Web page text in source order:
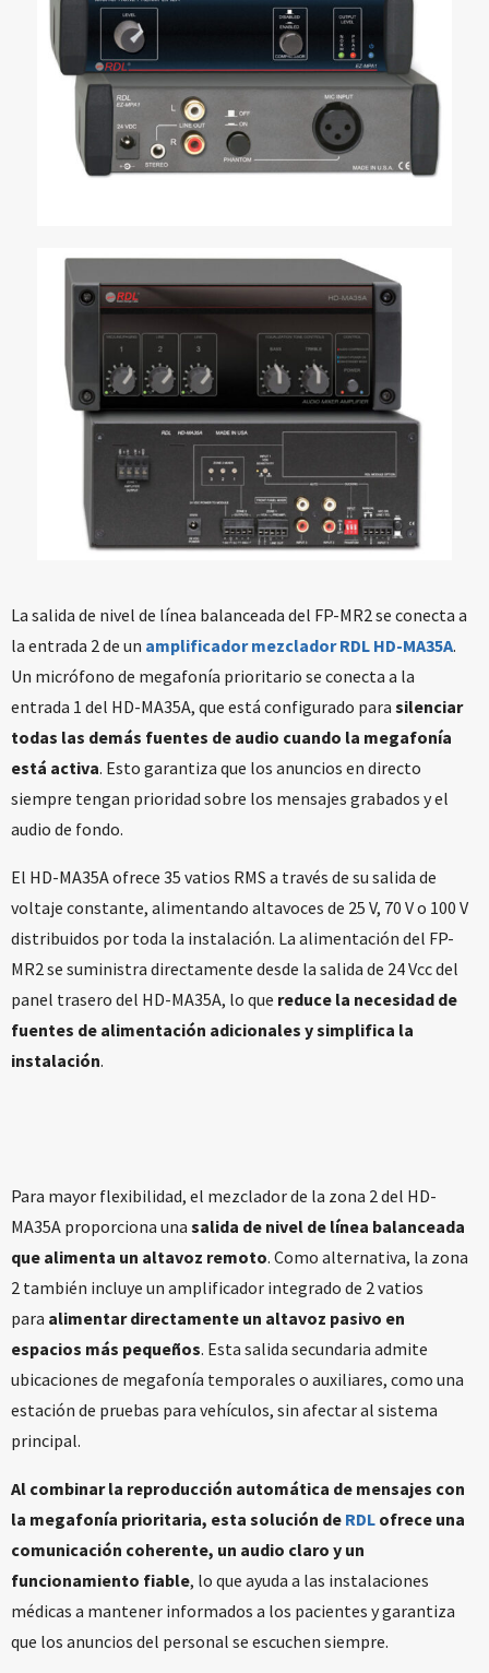
La salida de nivel de línea balanceada del FP-MR2 se conecta a
la entrada 2 de un amplificador mezclador RDL HD-MA35A.
Un micrófono de megafonía prioritario se conecta a la
entrada 1 del HD-MA35A, que está configurado para silenciar
todas las demás fuentes de audio cuando la megafonía
está activa. Esto garantiza que los anuncios en directo
siempre tengan prioridad sobre los mensajes grabados y el
audio de fondo.
El HD-MA35A ofrece 35 vatios RMS a través de su salida de
voltaje constante, alimentando altavoces de 25 V, 70 V o 100 V
distribuidos por toda la instalación. La alimentación del FP-
MR2 se suministra directamente desde la salida de 24 Vcc del
panel trasero del HD-MA35A, lo que reduce la necesidad de
fuentes de alimentación adicionales y simplifica la
instalación.
Para mayor flexibilidad, el mezclador de la zona 2 del HD-
MA35A proporciona una salida de nivel de línea balanceada
que alimenta un altavoz remoto. Como alternativa, la zona
2 también incluye un amplificador integrado de 2 vatios
para alimentar directamente un altavoz pasivo en
espacios más pequeños. Esta salida secundaria admite
ubicaciones de megafonía temporales o auxiliares, como una
estación de pruebas para vehículos, sin afectar al sistema
principal.
Al combinar la reproducción automática de mensajes con
la megafonía prioritaria, esta solución de RDL ofrece una
comunicación coherente, un audio claro y un
funcionamiento fiable, lo que ayuda a las instalaciones
médicas a mantener informados a los pacientes y garantiza
que los anuncios del personal se escuchen siempre.